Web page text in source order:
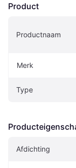
Product
Productnaam
Merk
Type
Afdichting